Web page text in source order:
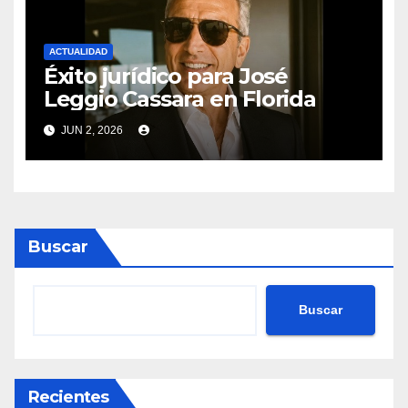
ACTUALIDAD
Éxito jurídico para José
Leggio Cassara en Florida
JUN 2, 2026
Buscar
Buscar
Recientes